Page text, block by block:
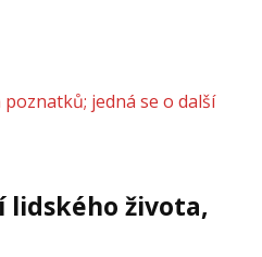
jedná se o další
života,